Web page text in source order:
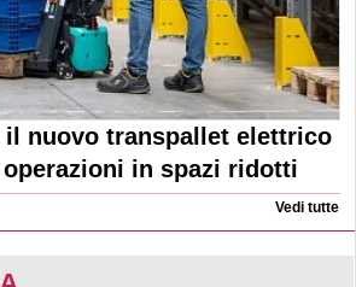
il nuovo transpallet elettrico
in spazi ridotti
Vedi tutte